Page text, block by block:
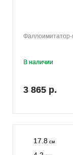
Фаллоимитатор-
В наличии
3 865 р.
17.8 см